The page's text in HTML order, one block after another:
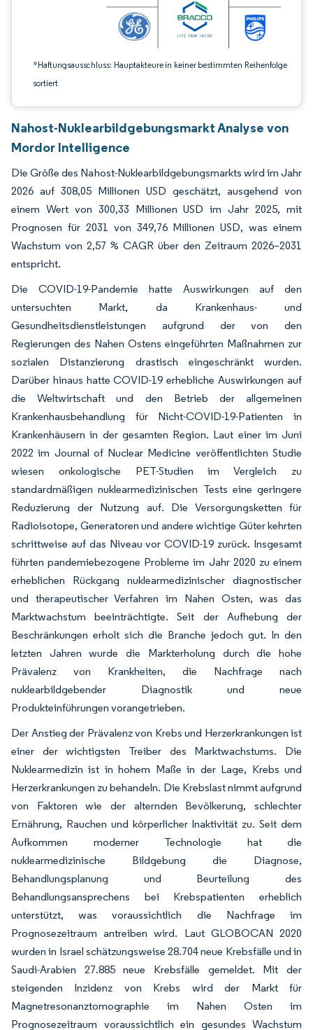
*Haftungsausschluss: Hauptakteure in keiner bestimmten Reihenfolge
sortiert
Nahost-Nuklearbildgebungsmarkt Analyse von
Mordor Intelligence
Die Größe des Nahost-Nuklearbildgebungsmarkts wird im Jahr
2026 auf 308,05 Millionen USD geschätzt, ausgehend von
einem Wert von 300,33 Millionen USD im Jahr 2025, mit
Prognosen für 2031 von 349,76 Millionen USD, was einem
Wachstum von 2,57 % CAGR über den Zeitraum 2026–2031
entspricht.
Die COVID-19-Pandemie hatte Auswirkungen auf den
untersuchten Markt, da Krankenhaus- und
Gesundheitsdienstleistungen aufgrund der von den
Regierungen des Nahen Ostens eingeführten Maßnahmen zur
sozialen Distanzierung drastisch eingeschränkt wurden.
Darüber hinaus hatte COVID-19 erhebliche Auswirkungen auf
die Weltwirtschaft und den Betrieb der allgemeinen
Krankenhausbehandlung für Nicht-COVID-19-Patienten in
Krankenhäusern in der gesamten Region. Laut einer im Juni
2022 im Journal of Nuclear Medicine veröffentlichten Studie
wiesen onkologische PET-Studien im Vergleich zu
standardmäßigen nuklearmedizinischen Tests eine geringere
Reduzierung der Nutzung auf. Die Versorgungsketten für
Radioisotope, Generatoren und andere wichtige Güter kehrten
schrittweise auf das Niveau vor COVID-19 zurück. Insgesamt
führten pandemiebezogene Probleme im Jahr 2020 zu einem
erheblichen Rückgang nuklearmedizinischer diagnostischer
und therapeutischer Verfahren im Nahen Osten, was das
Marktwachstum beeinträchtigte. Seit der Aufhebung der
Beschränkungen erholt sich die Branche jedoch gut. In den
letzten Jahren wurde die Markterholung durch die hohe
Prävalenz von Krankheiten, die Nachfrage nach
nuklearbildgebender Diagnostik und neue
Produkteinführungen vorangetrieben.
Der Anstieg der Prävalenz von Krebs und Herzerkrankungen ist
einer der wichtigsten Treiber des Marktwachstums. Die
Nuklearmedizin ist in hohem Maße in der Lage, Krebs und
Herzerkrankungen zu behandeln. Die Krebslast nimmt aufgrund
von Faktoren wie der alternden Bevölkerung, schlechter
Ernährung, Rauchen und körperlicher Inaktivität zu. Seit dem
Aufkommen moderner Technologie hat die
nuklearmedizinische Bildgebung die Diagnose,
Behandlungsplanung und Beurteilung des
Behandlungsansprechens bei Krebspatienten erheblich
unterstützt, was voraussichtlich die Nachfrage im
Prognosezeitraum antreiben wird. Laut GLOBOCAN 2020
wurden in Israel schätzungsweise 28.704 neue Krebsfälle und in
Saudi-Arabien 27.885 neue Krebsfälle gemeldet. Mit der
steigenden Inzidenz von Krebs wird der Markt für
Magnetresonanztomographie im Nahen Osten im
Prognosezeitraum voraussichtlich ein gesundes Wachstum